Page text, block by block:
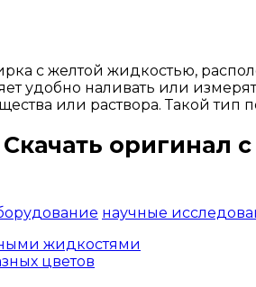
с желтой жидкостью,
удобно наливать или
или раствора. Такой тип
Скачать оригинал
научные
жидкостями
цветов